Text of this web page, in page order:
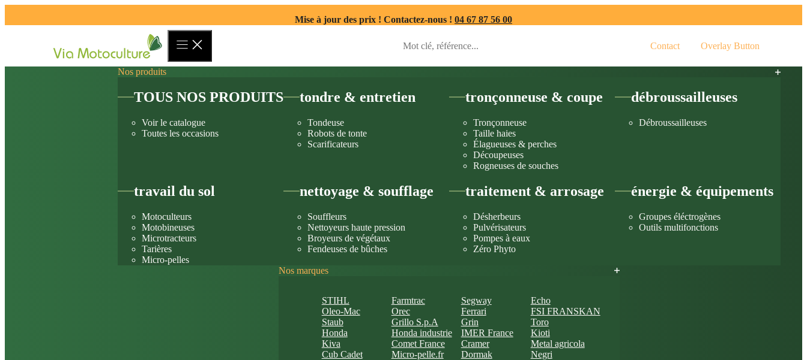
Mise à jour des prix ! Contactez-nous ! 04 67 87 56 00
Contact Overlay Button
Nos produits
TOUS NOS PRODUITS
Voir le catalogue
Toutes les occasions
tondre & entretien
Tondeuse
Robots de tonte
Scarificateurs
tronçonneuse & coupe
Tronçonneuse
Taille haies
Élagueuses & perches
Découpeuses
Rogneuses de souches
débroussailleuses
Débroussailleuses
travail du sol
Motoculteurs
Motobineuses
Microtracteurs
Tarières
Micro-pelles
nettoyage & soufflage
Souffleurs
Nettoyeurs haute pression
Broyeurs de végétaux
Fendeuses de bûches
traitement & arrosage
Désherbeurs
Pulvérisateurs
Pompes à eaux
Zéro Phyto
énergie & équipements
Groupes éléctrogènes
Outils multifonctions
Nos marques
STIHL Farmtrac Segway
Echo
Oleo-Mac
Orec Ferrari
FSI FRANSKAN
Staub
Grillo S.p.A Grin
Toro
Honda
Honda industrie IMER France
Kioti
Kiva
Comet France Cramer
Metal agricola
Cub Cadet
Micro-pelle.fr Dormak Negri